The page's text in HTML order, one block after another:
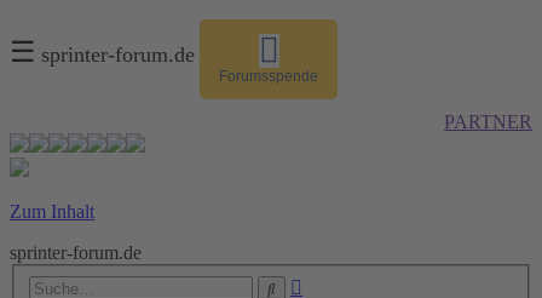
☰ sprinter-forum.de
Forumsspende
PARTNER
Zum Inhalt
sprinter-forum.de
Suche